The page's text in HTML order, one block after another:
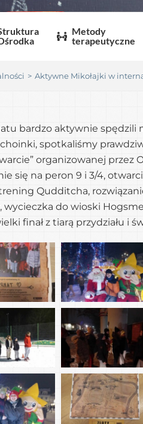
Metody
terapeutyczne
> Aktywne Mikołajki w
bardzo aktywnie spędzili
spotkaliśmy
organizowanej przez
się na peron 9 i 3/4,
Qudditcha,
wycieczka do wioski
finał z tiarą przydziału i